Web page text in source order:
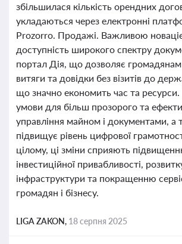
збільшилася кількість орендних
укладаються через електронні
Prozorro. Продажі. Важливою
доступність широкого спектру
портал Дія, що дозволяє
витяги та довідки без візитів до
що значно економить час та
умови для більш прозорого та
управління майном і документами, а
підвищує рівень цифрової
цілому, ці зміни сприяють
інвестиційної привабливості,
інфраструктури та покращенню
громадян і бізнесу.
LIGA ZAKON, 18 серпня 2025